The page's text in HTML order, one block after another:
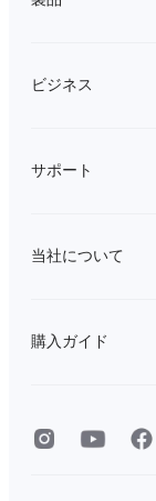
ビジネス
サポート
当社について
購入ガイド